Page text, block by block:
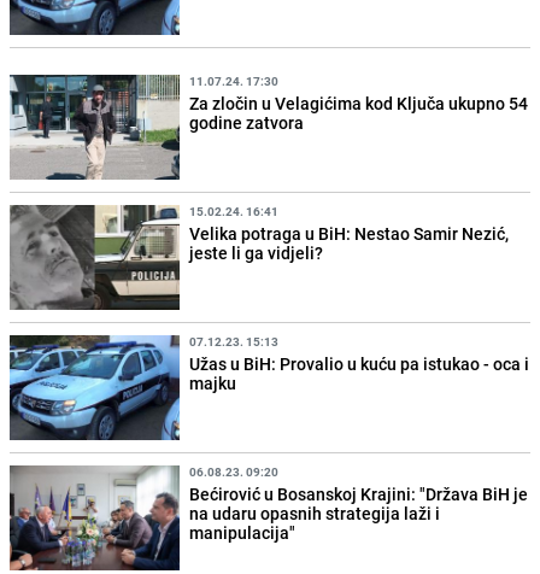
11.07.24. 17:30
Za zločin u Velagićima kod Ključa ukupno 54
godine zatvora
15.02.24. 16:41
Velika potraga u BiH: Nestao Samir Nezić,
jeste li ga vidjeli?
07.12.23. 15:13
Užas u BiH: Provalio u kuću pa istukao - oca i
majku
06.08.23. 09:20
Bećirović u Bosanskoj Krajini: "Država BiH je
na udaru opasnih strategija laži i
manipulacija"